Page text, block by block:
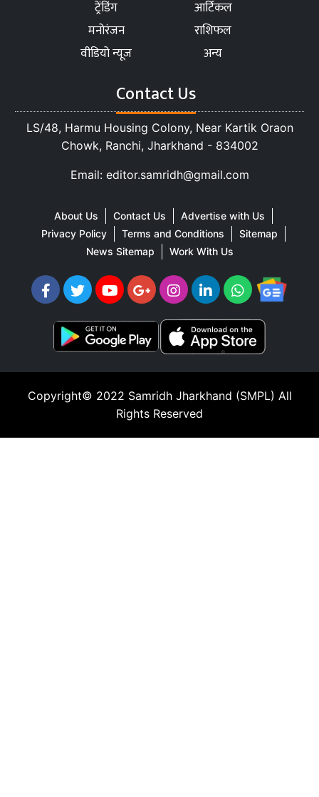
ट्रेंडिंग
आर्टिकल
मनोरंजन
राशिफल
वीडियो न्यूज
अन्य
Contact Us
LS/48, Harmu Housing Colony, Near Kartik Oraon
Chowk, Ranchi, Jharkhand - 834002
Email: editor.samridh@gmail.com
About Us Contact Us
Advertise with Us
Privacy Policy
Terms and Conditions
Sitemap
News Sitemap
Work With Us
Copyright© 2022 Samridh Jharkhand (SMPL) All
Rights Reserved